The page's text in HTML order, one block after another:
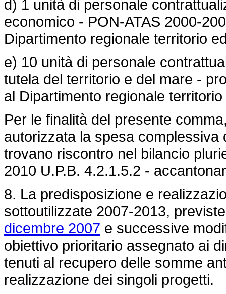
d) 1 unità di personale
economico - PON-ATAS 2000-
Dipartimento regionale territorio
e) 10 unità di personale
tutela del territorio e del mare -
al Dipartimento regionale
Per le finalità del presente
autorizzata la spesa complessiva
trovano riscontro nel bilancio
2010 U.P.B. 4.2.1.5.2 -
8. La predisposizione e
sottoutilizzate 2007-2013,
dicembre 2007 e successive
obiettivo prioritario assegnato ai
tenuti al recupero delle somme
realizzazione dei singoli progetti.